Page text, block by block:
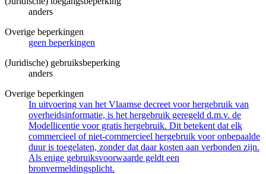
anders
Overige beperkingen
geen beperkingen
(Juridische) gebruiksbeperking
anders
Overige beperkingen
In uitvoering van het Vlaamse decreet voor hergebruik van
overheidsinformatie, is het hergebruik geregeld d.m.v. de
Modellicentie voor gratis hergebruik. Dit betekent dat elk
commercieel of niet-commercieel hergebruik voor onbepaalde
duur is toegelaten, zonder dat daar kosten aan verbonden zijn.
Als enige gebruiksvoorwaarde geldt een
bronvermeldingsplicht.